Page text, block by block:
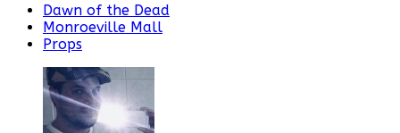
Dawn of the Dead
Monroeville Mall
Props